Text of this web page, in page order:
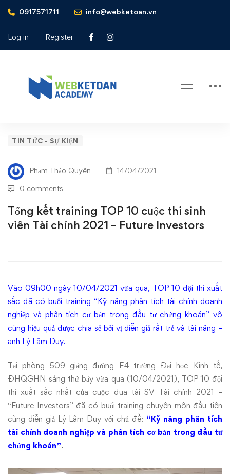
0917571711 info@webketoan.vn
Log in Register
Home
Tin tức - Sự kiện
Future Investors
Tổng
kết
training
TOP
10
thi
sinh
viên
Tài
chính
2021
–
Future
Investors
TIN TỨC - SỰ KIỆN
Phạm Thảo Quyên 14/04/2021
0 comments
Tổng kết training TOP 10 cuộc thi sinh
viên Tài chính 2021 – Future Investors
Vào 09h00 ngày 10/04/2021 vừa qua, TOP 10 đội thi xuất
sắc đã có buổi training “Kỹ năng phân tích tài chính doanh
nghiệp và phân tích cơ bản trong đầu tư chứng khoán” vô
cùng hiệu quả được chia sẻ bởi vị diễn giả rất trẻ và tài năng –
anh Lý Lâm Duy.
Tại phòng 509 giảng đường E4 trường Đại học Kinh tế,
ĐHQGHN sáng thứ bảy vừa qua (10/04/2021), TOP 10 đội
thi xuất sắc nhất của cuộc đua tài SV Tài chính 2021 –
“Future Investors” đã có buổi training chuyên môn đầu tiên
cùng diễn giả Lý Lâm Duy với chủ đề: “Kỹ năng phân tích
tài chính doanh nghiệp và phân tích cơ bản trong đầu tư
chứng khoán”.